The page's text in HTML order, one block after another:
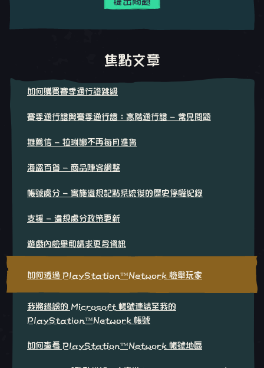
焦點文章
如何購買賽季通行證跳級
賽季通行證與賽季通行證：高階通行證 - 常見問題
推薦信 - 拉琳娜不再每月進貨
海盜百貨 - 商品陣容調整
帳號處分 - 實施違規記點系統後的歷史停權紀錄
支援 - 違規處分政策更新
遊戲內檢舉和請求更多資訊
如何透過 PlayStation™Network 檢舉玩家
我將錯誤的 Microsoft 帳號連結至我的
PlayStation™Network 帳號
如何查看 PlayStation™Network 帳號地區